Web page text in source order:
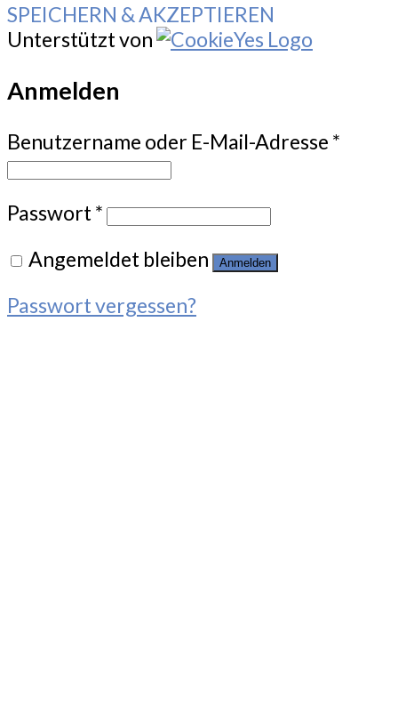
SPEICHERN & AKZEPTIEREN
Unterstützt von
Anmelden
Benutzername oder E-Mail-Adresse *
Passwort*
Angemeldet bleiben
Anmelden
Passwort vergessen?